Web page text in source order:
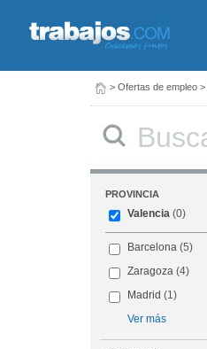
> Ofertas de empleo >
PROVINCIA
Valencia (0)
Barcelona (5)
Zaragoza (4)
Madrid (1)
Ver más